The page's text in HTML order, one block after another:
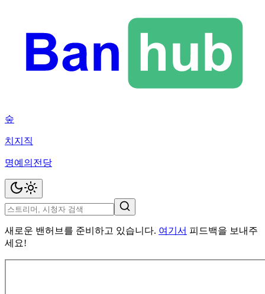
숲
치지직
명예의전당
새로운 밴허브를 준비하고 있습니다. 여기서 피드백을 보내주
세요!